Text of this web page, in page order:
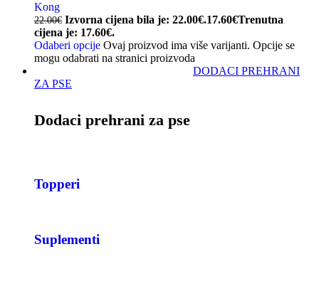
Kong
22.00€ Izvorna cijena bila je: 22.00€.17.60€Trenutna
cijena je: 17.60€.
Odaberi opcije Ovaj proizvod ima više varijanti. Opcije se
mogu odabrati na stranici proizvoda
DODACI PREHRANI
ZA PSE
Dodaci prehrani za pse
Topperi
Suplementi